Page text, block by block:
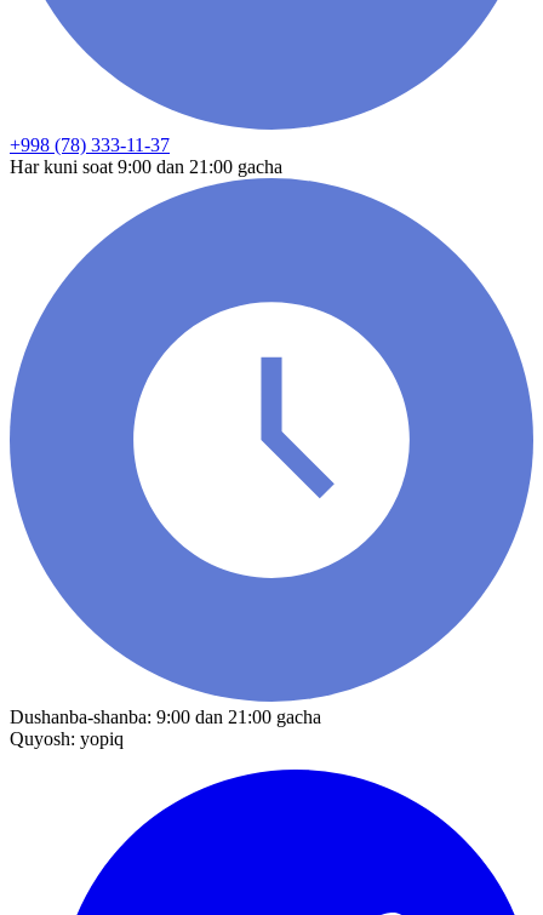
+998 (78) 333-11-37
Har kuni soat 9:00 dan 21:00 gacha
Dushanba-shanba: 9:00 dan 21:00 gacha
Quyosh: yopiq